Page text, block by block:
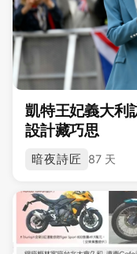
凱特王妃義大利
設計藏巧思
暗夜詩匠 87 天